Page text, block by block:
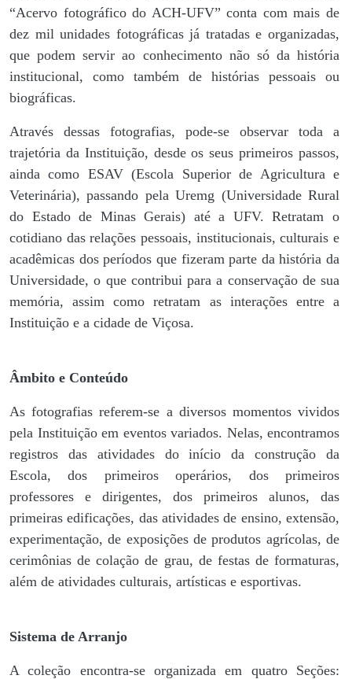
“Acervo fotográfico do ACH-UFV” conta com mais de
dez mil unidades fotográficas já tratadas e organizadas,
que podem servir ao conhecimento não só da história
institucional, como também de histórias pessoais ou
biográficas.
Através dessas fotografias, pode-se observar toda a
trajetória da Instituição, desde os seus primeiros passos,
ainda como ESAV (Escola Superior de Agricultura e
Veterinária), passando pela Uremg (Universidade Rural
do Estado de Minas Gerais) até a UFV. Retratam o
cotidiano das relações pessoais, institucionais, culturais e
acadêmicas dos períodos que fizeram parte da história da
Universidade, o que contribui para a conservação de sua
memória, assim como retratam as interações entre a
Instituição e a cidade de Viçosa.
Âmbito e Conteúdo
As fotografias referem-se a diversos momentos vividos
pela Instituição em eventos variados. Nelas, encontramos
registros das atividades do início da construção da
Escola, dos primeiros operários, dos primeiros
professores e dirigentes, ​dos primeiros alunos, das
primeiras edificações, das atividades de ensino, extensão,
experimentação, de exposições de produtos agrícolas, de
cerimônias de colação de grau, de festas de formaturas,
além de atividades culturais, artísticas e esportivas.
Sistema de Arranjo
A coleção encontra-se organizada em quatro Seções: